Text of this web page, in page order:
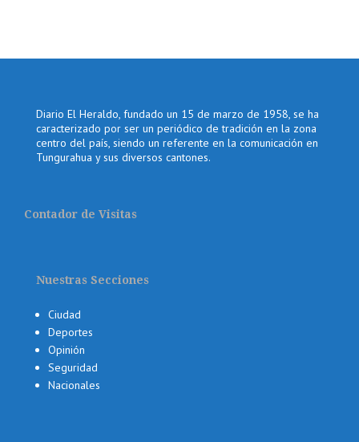
Diario El Heraldo, fundado un 15 de marzo de 1958, se ha
caracterizado por ser un periódico de tradición en la zona
centro del país, siendo un referente en la comunicación en
Tungurahua y sus diversos cantones.
Contador de Visitas
Nuestras Secciones
Ciudad
Deportes
Opinión
Seguridad
Nacionales